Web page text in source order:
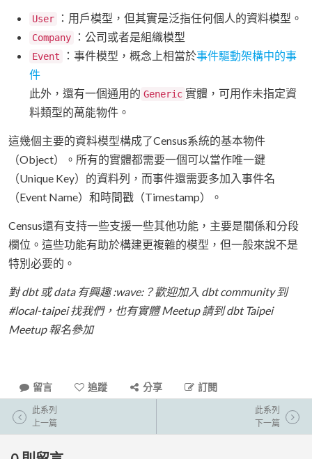
User ：用戶模型，但其實是泛指任何個人的資料模型。
Company ：公司或者是組織模型
Event ：事件模型，概念上相當於事件驅動架構中的事
件
此外，還有一個通用的 Generic 實體，可用作未指定資
料類型的萬能物件。
這幾個主要的資料模型構成了Census系統的基本物件
（Object）。所有的實體都需要一個可以當作唯一鍵
（Unique Key）的資料列，而事件還需要多加入事件名
（Event Name）和時間戳（Timestamp）。
Census還有支持一些支援一些其他功能，主要是關係和分段
欄位。這些功能有助於構建更複雜的模型，但一般來說不是
特別必要的。
對 dbt 或 data 有興趣 :wave:？歡迎加入 dbt community 到
#local-taipei 找我們，也有實體 Meetup 請到 dbt Taipei
Meetup 報名參加
留言 追蹤 分享 訂閱
此系列
上一篇
此系列
下一篇